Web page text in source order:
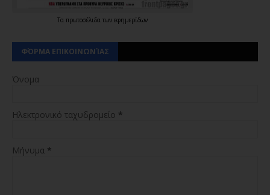
Τα πρωτοσέλιδα των εφημερίδων
ΦΌΡΜΑ ΕΠΙΚΟΙΝΩΝΊΑΣ
Όνομα
Ηλεκτρονικό ταχυδρομείο *
Μήνυμα *